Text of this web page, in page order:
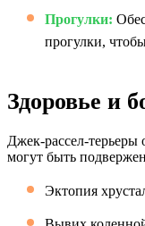
Прогулки:
прогулки,
Здоровье и
Джек-рассел-терьеры
могут быть
Эктопия